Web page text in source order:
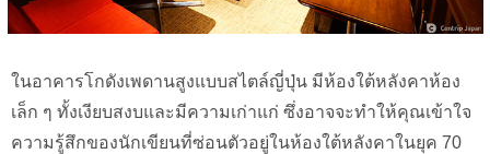
ในอาคารโกดังเพดานสูงแบบสไตล์ญี่ปุ่น มีห้องใต้หลังคาห้อง
เล็ก ๆ ทั้งเงียบสงบและมีความเก่าแก่ ซึ่งอาจจะทำให้คุณเข้าใจ
ความรู้สึกของนักเขียนที่ซ่อนตัวอยู่ในห้องใต้หลังคาในยุค 70